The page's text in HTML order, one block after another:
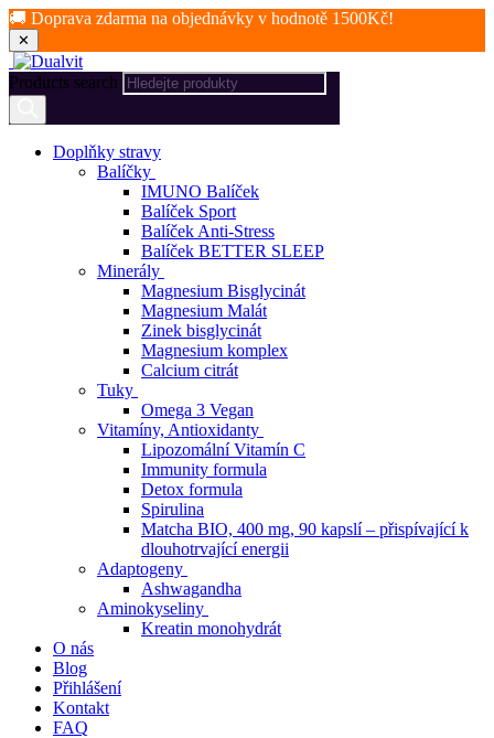
🚚 Doprava zdarma na objednávky v hodnotě 1500Kč!
✕
Products search
Doplňky stravy
Balíčky
IMUNO Balíček
Balíček Sport
Balíček Anti-Stress
Balíček BETTER SLEEP
Minerály
Magnesium Bisglycinát
Magnesium Malát
Zinek bisglycinát
Magnesium komplex
Calcium citrát
Tuky
Omega 3 Vegan
Vitamíny, Antioxidanty
Lipozomální Vitamín C
Immunity formula
Detox formula
Spirulina
Matcha BIO, 400 mg, 90 kapslí – přispívající k
dlouhotrvající energii
Adaptogeny
Ashwagandha
Aminokyseliny
Kreatin monohydrát
O nás
Blog
Přihlášení
Kontakt
FAQ